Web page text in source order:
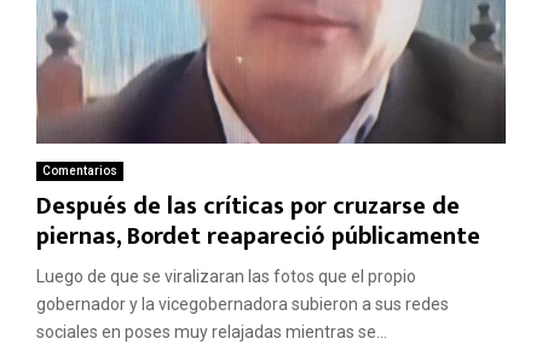
Comentarios
Después de las críticas por cruzarse de
piernas, Bordet reapareció públicamente
Luego de que se viralizaran las fotos que el propio
gobernador y la vicegobernadora subieron a sus redes
sociales en poses muy relajadas mientras se...